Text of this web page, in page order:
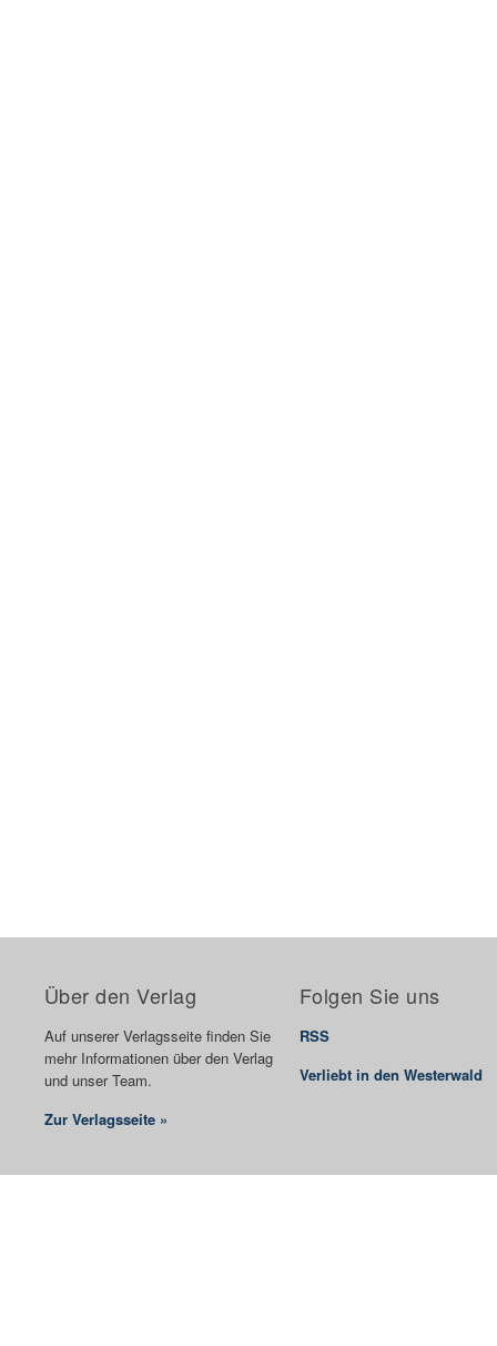
Über den Verlag
Auf unserer Verlagsseite finden Sie
mehr Informationen über den Verlag
und unser Team.
Zur Verlagsseite »
Folgen Sie uns
RSS
Verliebt in den Westerwald